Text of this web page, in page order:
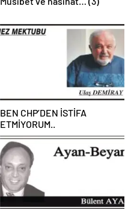
BEN CHP’DEN İSTİFA
ETMİYORUM..